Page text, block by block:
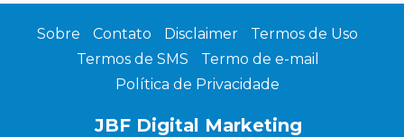
Sobre Contato Disclaimer
Termos de Uso
Termos de SMS
Termo de e-mail
Política de Privacidade
JBF Digital Marketing